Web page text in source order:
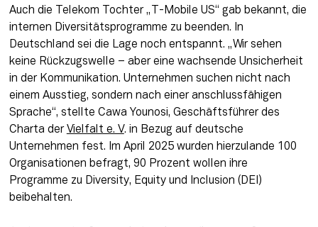
Auch die Telekom Tochter „T-Mobile US“ gab bekannt, die
internen Diversitätsprogramme zu beenden. In
Deutschland sei die Lage noch entspannt. „Wir sehen
keine Rückzugswelle – aber eine wachsende Unsicherheit
in der Kommunikation. Unternehmen suchen nicht nach
einem Ausstieg, sondern nach einer anschlussfähigen
Sprache“, stellte Cawa Younosi, Geschäftsführer des
Charta der Vielfalt e. V. in Bezug auf deutsche
Unternehmen fest. Im April 2025 wurden hierzulande 100
Organisationen befragt, 90 Prozent wollen ihre
Programme zu Diversity, Equity und Inclusion (DEI)
beibehalten.